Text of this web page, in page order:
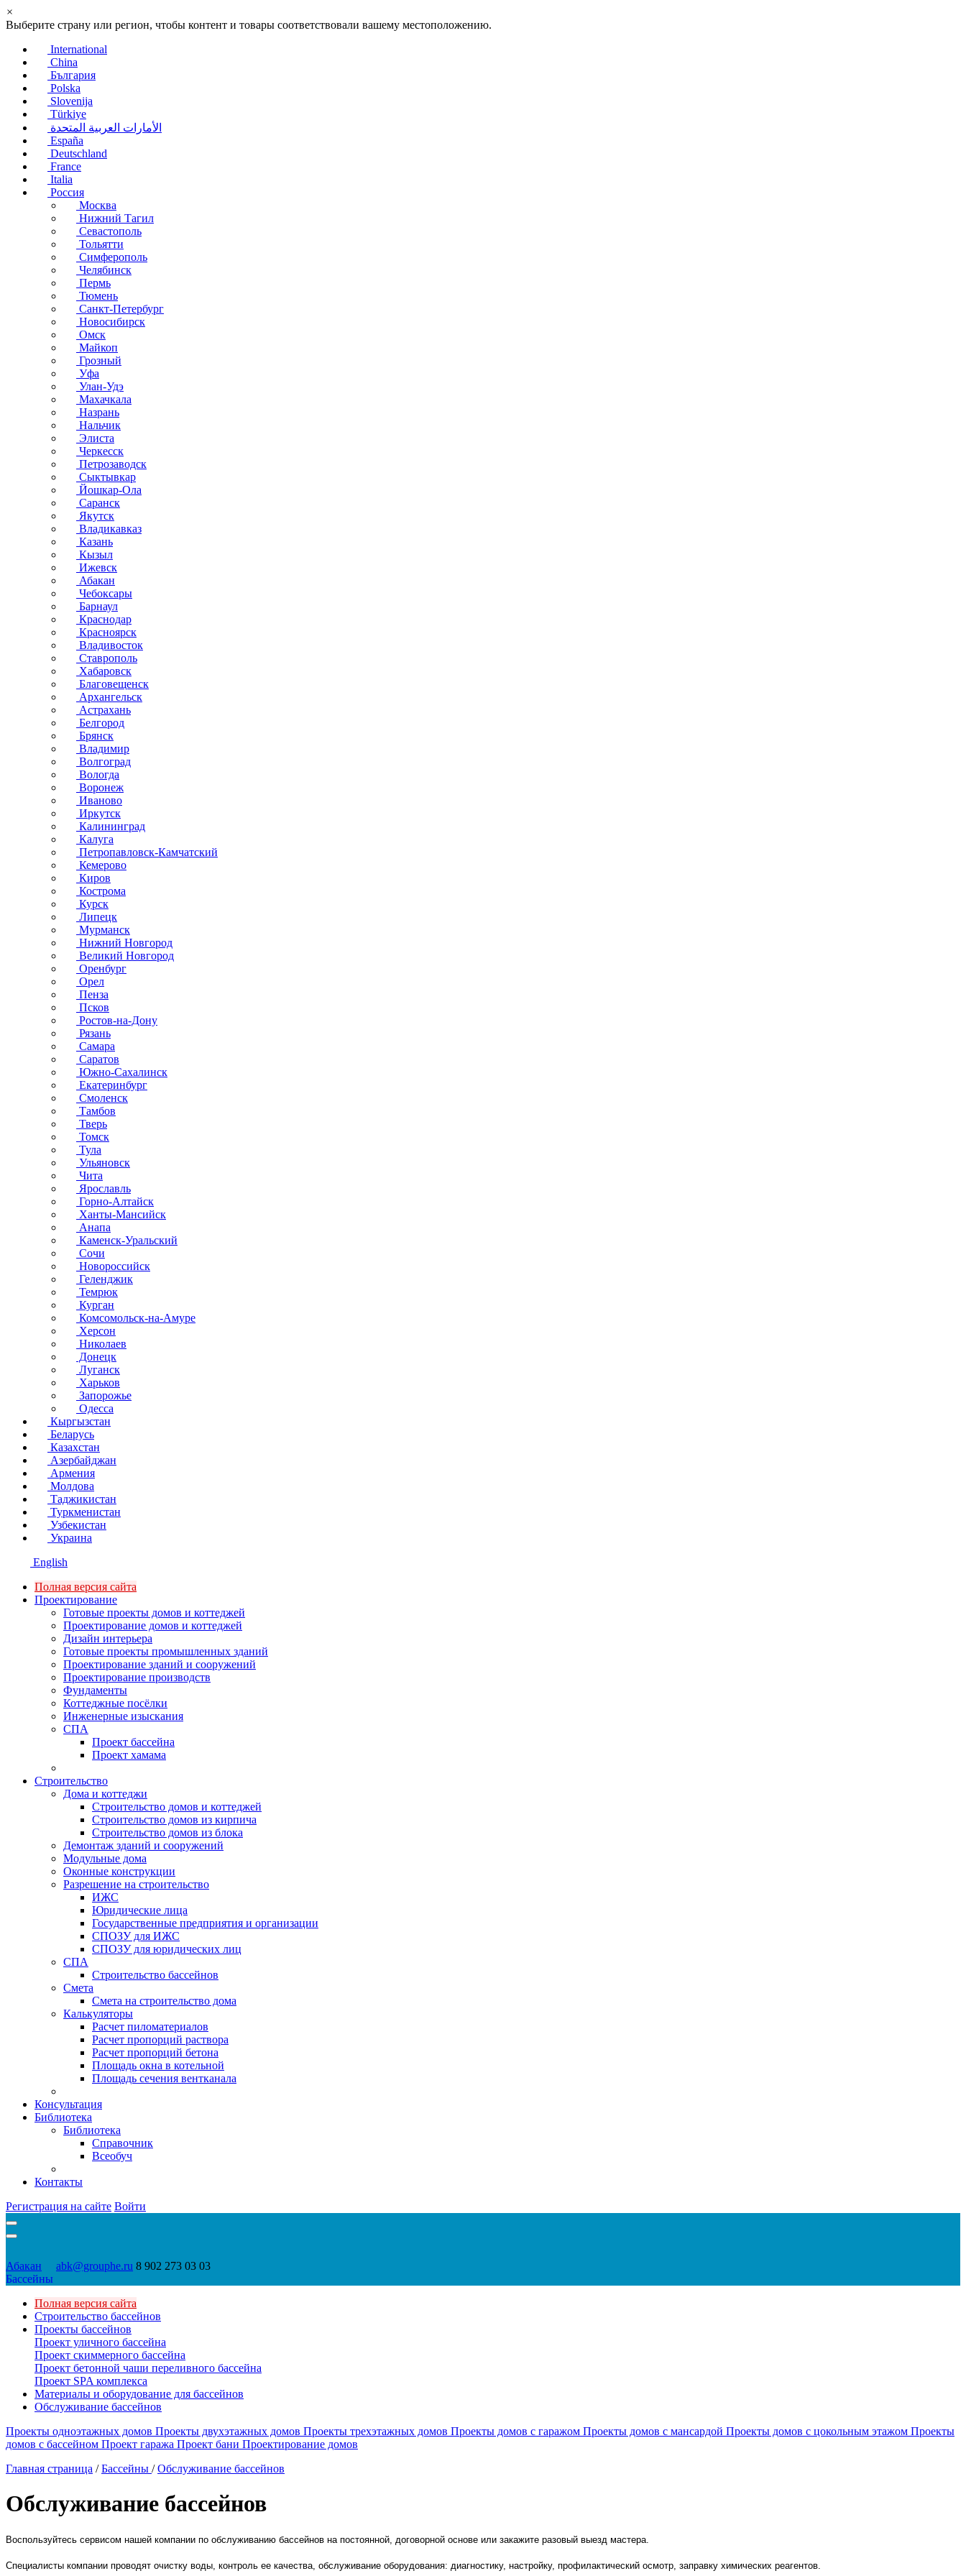
×
Выберите страну или регион, чтобы контент и товары соответствовали вашему местоположению.
International
China
България
Polska
Slovenija
Türkiye
الأمارات العربية المتحدة
España
Deutschland
France
Italia
Россия
Москва
Нижний Тагил
Севастополь
Тольятти
Симферополь
Челябинск
Пермь
Тюмень
Санкт-Петербург
Новосибирск
Омск
Майкоп
Грозный
Уфа
Улан-Удэ
Махачкала
Назрань
Нальчик
Элиста
Черкесск
Петрозаводск
Сыктывкар
Йошкар-Ола
Саранск
Якутск
Владикавказ
Казань
Кызыл
Ижевск
Абакан
Чебоксары
Барнаул
Краснодар
Красноярск
Владивосток
Ставрополь
Хабаровск
Благовещенск
Архангельск
Астрахань
Белгород
Брянск
Владимир
Волгоград
Вологда
Воронеж
Иваново
Иркутск
Калининград
Калуга
Петропавловск-Камчатский
Кемерово
Киров
Кострома
Курск
Липецк
Мурманск
Нижний Новгород
Великий Новгород
Оренбург
Орел
Пенза
Псков
Ростов-на-Дону
Рязань
Самара
Саратов
Южно-Сахалинск
Екатеринбург
Смоленск
Тамбов
Тверь
Томск
Тула
Ульяновск
Чита
Ярославль
Горно-Алтайск
Ханты-Мансийск
Анапа
Каменск-Уральский
Сочи
Новороссийск
Геленджик
Темрюк
Курган
Комсомольск-на-Амуре
Херсон
Николаев
Донецк
Луганск
Харьков
Запорожье
Одесса
Кыргызстан
Беларусь
Казахстан
Азербайджан
Армения
Молдова
Таджикистан
Туркменистан
Узбекистан
Украина
English
Полная версия сайта
Проектирование
Готовые проекты домов и коттеджей
Проектирование домов и коттеджей
Дизайн интерьера
Готовые проекты промышленных зданий
Проектирование зданий и сооружений
Проектирование производств
Фундаменты
Коттеджные посёлки
Инженерные изыскания
СПА
Проект бассейна
Проект хамама
Строительство
Дома и коттеджи
Строительство домов и коттеджей
Строительство домов из кирпича
Строительство домов из блока
Демонтаж зданий и сооружений
Модульные дома
Оконные конструкции
Разрешение на строительство
ИЖС
Юридические лица
Государственные предприятия и организации
СПОЗУ для ИЖС
СПОЗУ для юридических лиц
СПА
Строительство бассейнов
Смета
Смета на строительство дома
Калькуляторы
Расчет пиломатериалов
Расчет пропорций раствора
Расчет пропорций бетона
Площадь окна в котельной
Площадь сечения вентканала
Консультация
Библиотека
Библиотека
Справочник
Всеобуч
Контакты
Регистрация на сайте Войти
Абакан abk@grouphe.ru 8 902 273 03 03
Бассейны
Полная версия сайта
Строительство бассейнов
Проекты бассейнов
Проект уличного бассейна
Проект скиммерного бассейна
Проект бетонной чаши переливного бассейна
Проект SPA комплекса
Материалы и оборудование для бассейнов
Обслуживание бассейнов
Проекты одноэтажных домов Проекты двухэтажных домов Проекты трехэтажных домов Проекты домов с гаражом Проекты домов с мансардой Проекты домов с цокольным этажом Проекты
домов с бассейном Проект гаража Проект бани Проектирование домов
Главная страница / Бассейны / Обслуживание бассейнов
Обслуживание бассейнов
Воспользуйтесь сервисом нашей компании по обслуживанию бассейнов на постоянной, договорной основе или закажите разовый выезд мастера.
Специалисты компании проводят очистку воды, контроль ее качества, обслуживание оборудования: диагностику, настройку, профилактический осмотр, заправку химических реагентов.